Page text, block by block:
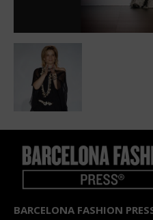
BARCELONA FASHION